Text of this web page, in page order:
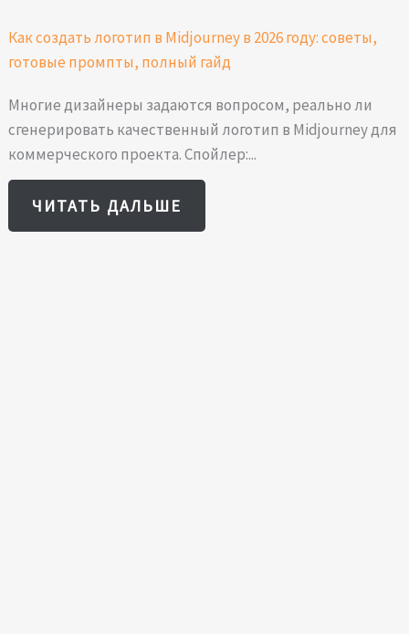
Как создать логотип в Midjourney в 2026 году: советы,
готовые промпты, полный гайд
Многие дизайнеры задаются вопросом, реально ли
сгенерировать качественный логотип в Midjourney для
коммерческого проекта. Спойлер:...
ЧИТАТЬ ДАЛЬШЕ